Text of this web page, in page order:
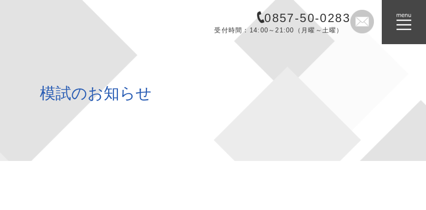
0857-50-0283
受付時間：14:00～21:00（月曜～土曜）
模試のお知らせ